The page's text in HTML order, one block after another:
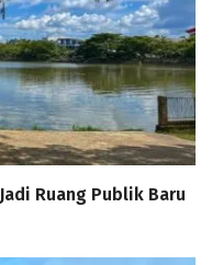
Ruang Publik Baru